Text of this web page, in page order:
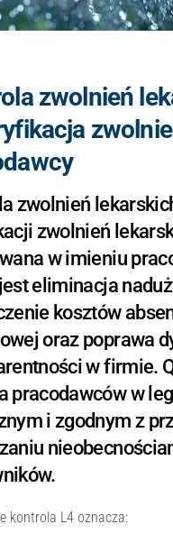
zwolnień
zwolnień
zwolnień
w imieniu
eliminacja
kosztów
oraz poprawa
w firmie.
pracodawców w
i zgodnym z
kontrola L4 oznacza: